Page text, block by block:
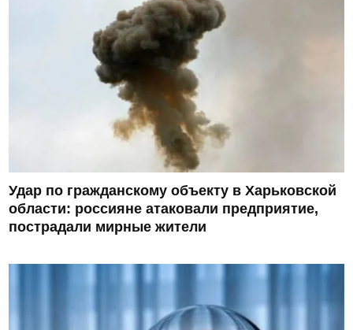
Удар по гражданскому объекту в Харьковской
области: россияне атаковали предприятие,
пострадали мирные жители